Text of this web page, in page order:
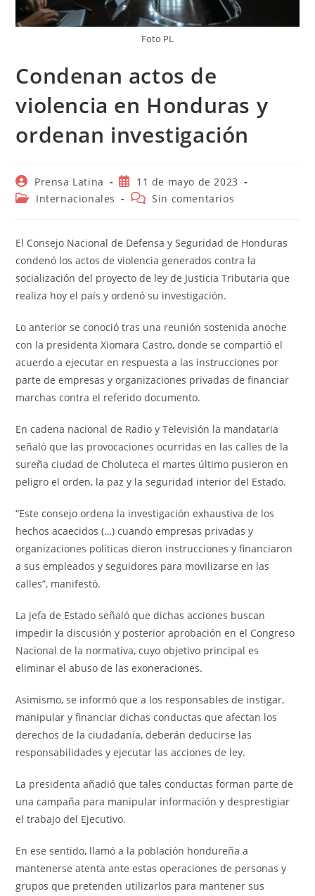
Foto PL
Condenan actos de
violencia en Honduras y
ordenan investigación
Autor
de
Prensa Latina
Publicación
de
11 de mayo de 2023
Categoría
entrada:
Internacionales
Comentarios
entrada:
Sin comentarios
El Consejo Nacional de Defensa y Seguridad de Honduras
condenó los actos de violencia generados contra la
socialización del proyecto de ley de Justicia Tributaria que
realiza hoy el país y ordenó su investigación.
Lo anterior se conoció tras una reunión sostenida anoche
con la presidenta Xiomara Castro, donde se compartió el
acuerdo a ejecutar en respuesta a las instrucciones por
parte de empresas y organizaciones privadas de financiar
marchas contra el referido documento.
En cadena nacional de Radio y Televisión la mandataria
señaló que las provocaciones ocurridas en las calles de la
sureña ciudad de Choluteca el martes último pusieron en
peligro el orden, la paz y la seguridad interior del Estado.
“Este consejo ordena la investigación exhaustiva de los
hechos acaecidos (…) cuando empresas privadas y
organizaciones políticas dieron instrucciones y financiaron
a sus empleados y seguidores para movilizarse en las
calles”, manifestó.
La jefa de Estado señaló que dichas acciones buscan
impedir la discusión y posterior aprobación en el Congreso
Nacional de la normativa, cuyo objetivo principal es
eliminar el abuso de las exoneraciones.
Asimismo, se informó que a los responsables de instigar,
manipular y financiar dichas conductas que afectan los
derechos de la ciudadanía, deberán deducirse las
responsabilidades y ejecutar las acciones de ley.
La presidenta añadió que tales conductas forman parte de
una campaña para manipular información y desprestigiar
el trabajo del Ejecutivo.
En ese sentido, llamó a la población hondureña a
mantenerse atenta ante estas operaciones de personas y
grupos que pretenden utilizarlos para mantener sus